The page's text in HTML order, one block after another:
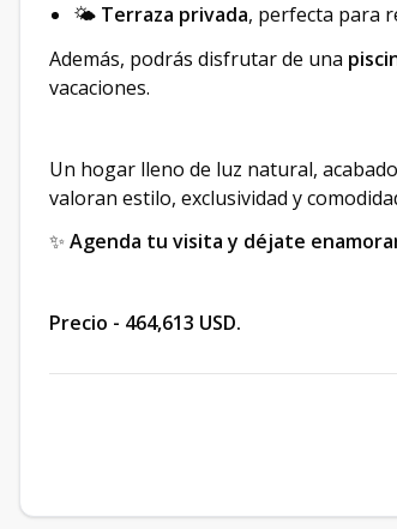
🌤️ Terraza privada, perfecta para
Además, podrás disfrutar de una
vacaciones.
Un hogar lleno de luz natural,
valoran estilo, exclusividad y
✨ Agenda tu visita y déjate
Precio - 464,613 USD.